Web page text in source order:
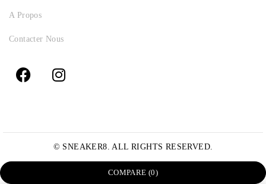
A Propos
Contacter Nous
© SNEAKER8. ALL RIGHTS RESERVED.
COMPARE (0)